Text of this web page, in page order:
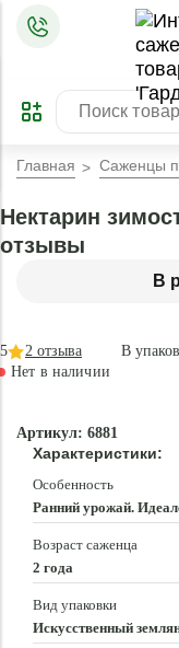
ПРЕДЗАКАЗ
Главная Саженцы
В
Нектарин
отзывы
В
5 2 отзыва
Нет в наличии
Артикул: 6881
Характеристики:
Особенность
Ранний урожай.
Возраст саженца
2 года
Вид упаковки
Искусственный